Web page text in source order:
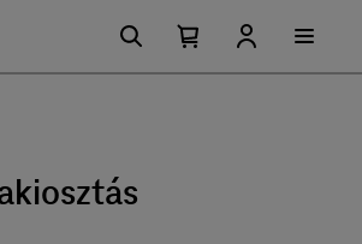
Kosárban
Kosár